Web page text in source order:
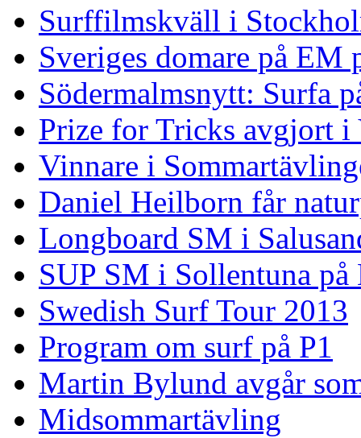
Surffilmskväll i
Sveriges domare på EM
Södermalmsnytt: Surfa
Prize for Tricks avgjort i
Vinnare i
Daniel Heilborn får
Longboard SM i
SUP SM i Sollentuna på
Swedish Surf Tour 2013
Program om surf på P1
Martin Bylund avgår
Midsommartävling